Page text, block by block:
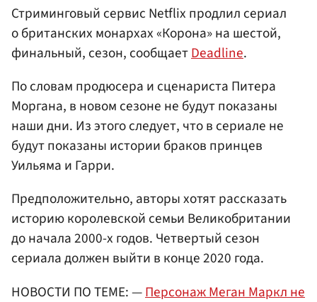
Стриминговый сервис Netflix продлил сериал
о британских монархах «Корона» на шестой,
финальный, сезон, сообщаетDeadline.
По словам продюсера и сценариста Питера
Моргана, в новом сезоне не будут показаны
наши дни. Из этого следует, что в сериале не
будут показаны истории браков принцев
Уильяма и Гарри.
Предположительно, авторы хотят рассказать
историю королевской семьи Великобритании
до начала 2000-х годов. Четвертый сезон
сериала должен выйти в конце 2020 года.
НОВОСТИ ПО ТЕМЕ: —Персонаж Меган Маркл не